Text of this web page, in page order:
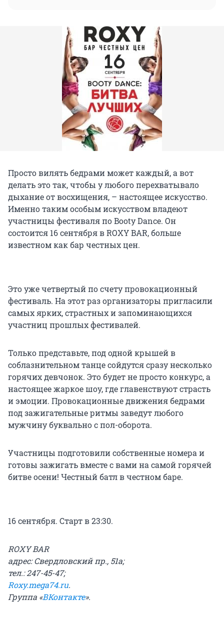
Просто вилять бедрами может каждый, а вот
делать это так, чтобы у любого перехватывало
дыхание от восхищения, – настоящее искусство.
Именно таким особым искусством владеют
участницы фестиваля по Booty Dance. Он
состоится 16 сентября в ROXY BAR, больше
известном как бар честных цен.
Это уже четвертый по счету провокационный
фестиваль. На этот раз организаторы пригласили
самых ярких, страстных и запоминающихся
участниц прошлых фестивалей.
Только представьте, под одной крышей в
соблазнительном танце сойдутся сразу несколько
горячих девчонок. Это будет не просто конкурс, а
настоящее жаркое шоу, где главенствуют страсть
и эмоции. Провокационные движения бедрами
под зажигательные ритмы заведут любого
мужчину буквально с пол-оборота.
Участницы подготовили собственные номера и
готовы зажигать вместе с вами на самой горячей
битве осени! Честный батл в честном баре.
16 сентября. Старт в 23:30.
ROXY BAR
адрес: Свердловский пр., 51а;
тел.: 247-45-47;
Roxy.mega74.ru.
Группа «ВКонтакте».